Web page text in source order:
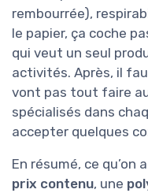
rembourrée),
le papier, ça coche
qui veut un seul
activités. Après, il
vont pas tout faire
spécialisés dans
accepter quelques
En résumé, ce qu’on
prix contenu, une